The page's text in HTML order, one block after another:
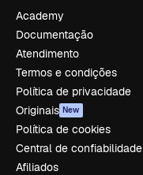
Academy
Documentação
Atendimento
Termos e condições
Política de privacidade
Originais New
Política de cookies
Central de confiabilidade
Afiliados